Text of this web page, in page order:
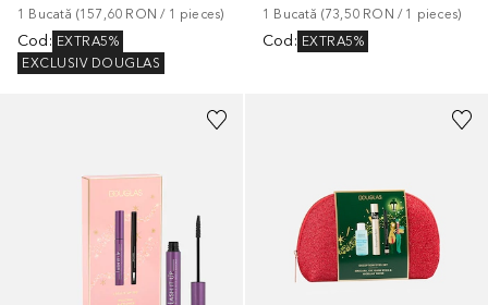
1 Bucată (157,60 RON / 1 pieces)
Cod: EXTRA5%
EXCLUSIV DOUGLAS
1 Bucată (73,50 RON / 1 pieces)
Cod: EXTRA5%